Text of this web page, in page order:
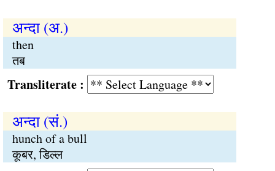
अन्दा (अ.)
then
तब
:
अन्दा (सं.)
hunch of a bull
कूबर, डिल्ल